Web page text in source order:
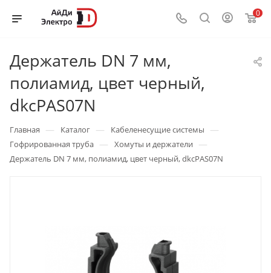
0
Держатель DN 7 мм,
полиамид, цвет черный,
dkcPAS07N
Главная — Каталог — Кабеленесущие системы —
Гофрированная труба — Хомуты и держатели —
Держатель DN 7 мм, полиамид, цвет черный, dkcPAS07N